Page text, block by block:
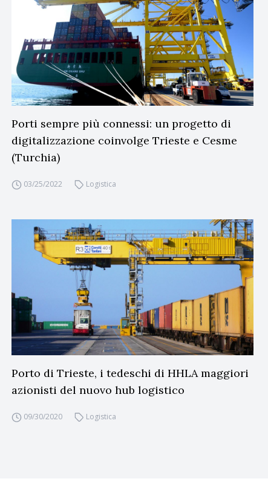
Porti sempre più connessi: un progetto di
digitalizzazione coinvolge Trieste e Cesme
(Turchia)
03/25/2022 Logistica
Porto di Trieste, i tedeschi di HHLA maggiori
azionisti del nuovo hub logistico
09/30/2020 Logistica